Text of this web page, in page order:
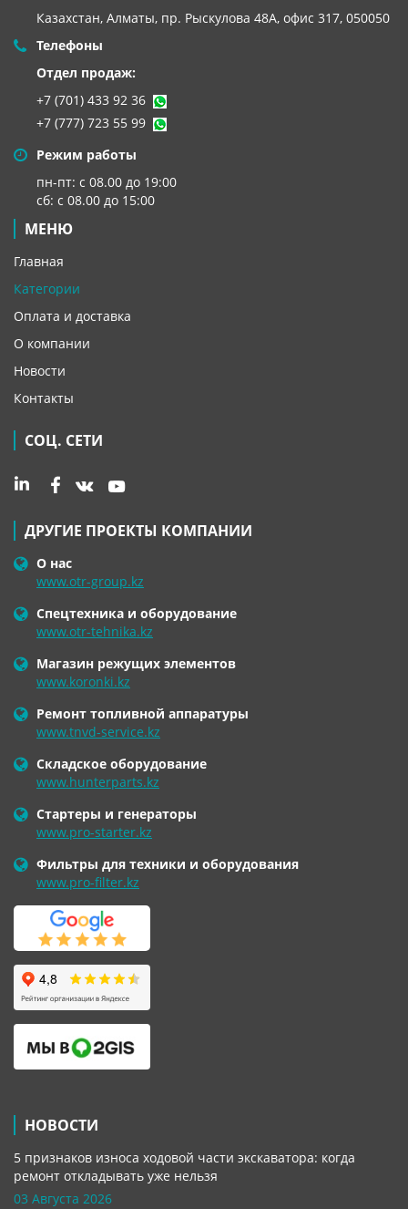
Казахстан, Алматы, пр. Рыскулова 48А, офис 317, 050050
Телефоны
Отдел продаж:
+7 (701) 433 92 36
+7 (777) 723 55 99
Режим работы
пн-пт: с 08.00 до 19:00
сб: с 08.00 до 15:00
МЕНЮ
Главная
Категории
Оплата и доставка
О компании
Новости
Контакты
СОЦ. СЕТИ
ДРУГИЕ ПРОЕКТЫ КОМПАНИИ
О нас
www.otr-group.kz
Спецтехника и оборудование
www.otr-tehnika.kz
Магазин режущих элементов
www.koronki.kz
Ремонт топливной аппаратуры
www.tnvd-service.kz
Складское оборудование
www.hunterparts.kz
Стартеры и генераторы
www.pro-starter.kz
Фильтры для техники и оборудования
www.pro-filter.kz
НОВОСТИ
5 признаков износа ходовой части экскаватора: когда
ремонт откладывать уже нельзя
03 Августа 2026